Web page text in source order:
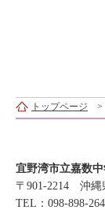
トップページ
宜野湾市立嘉数
〒901-2214 沖縄
TEL：098-898-